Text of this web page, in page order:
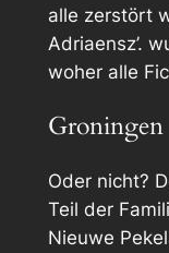
alle zerstört
Adriaensz’.
woher alle
Groningen
Oder nicht?
Teil der
Nieuwe